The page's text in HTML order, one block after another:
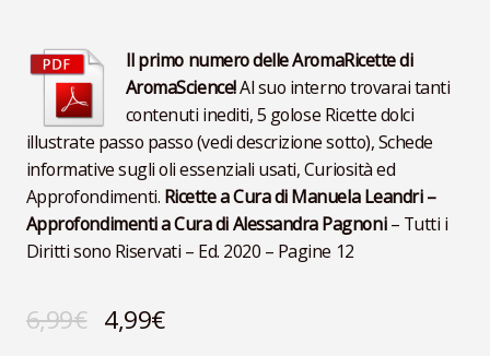
Il primo numero delle AromaRicette di
AromaScience!Al suo interno trovarai tanti
contenuti inediti, 5 golose Ricette dolci
illustrate passo passo (vedi descrizione sotto), Schede
informative sugli oli essenziali usati, Curiosità ed
Approfondimenti. Ricette a Cura di Manuela Leandri –
Approfondimenti a Cura di Alessandra Pagnoni– Tutti i
Diritti sono Riservati – Ed. 2020 – Pagine 12
6,99€ Il
4,99€Il